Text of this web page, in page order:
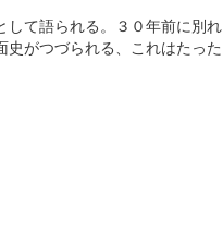
して語られる。３０年前に別れ
がつづられる、これはたった